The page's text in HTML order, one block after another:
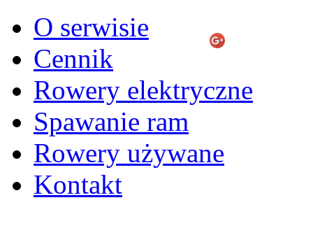
O serwisie
Cennik
Rowery elektryczne
Spawanie ram
Rowery używane
Kontakt